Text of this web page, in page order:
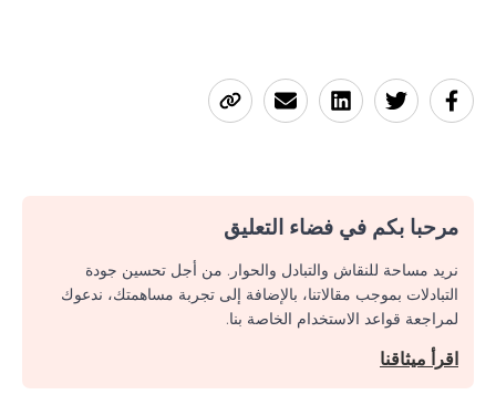
مرحبا بكم في فضاء التعليق
نريد مساحة للنقاش والتبادل والحوار. من أجل تحسين جودة
التبادلات بموجب مقالاتنا، بالإضافة إلى تجربة مساهمتك، ندعوك
لمراجعة قواعد الاستخدام الخاصة بنا.
اقرأ ميثاقنا